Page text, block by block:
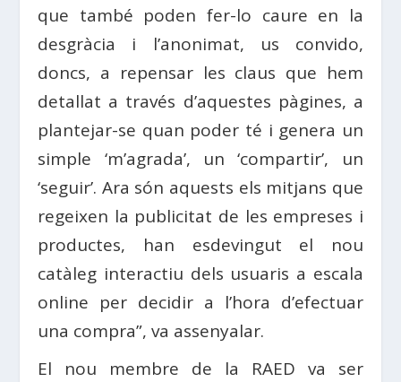
que també poden fer-lo caure en la
desgràcia i l’anonimat, us convido,
doncs, a repensar les claus que hem
detallat a través d’aquestes pàgines, a
plantejar-se quan poder té i genera un
simple ‘m’agrada’, un ‘compartir’, un
‘seguir’. Ara són aquests els mitjans que
regeixen la publicitat de les empreses i
productes, han esdevingut el nou
catàleg interactiu dels usuaris a escala
online per decidir a l’hora d’efectuar
una compra”, va assenyalar.
El nou membre de la RAED va ser